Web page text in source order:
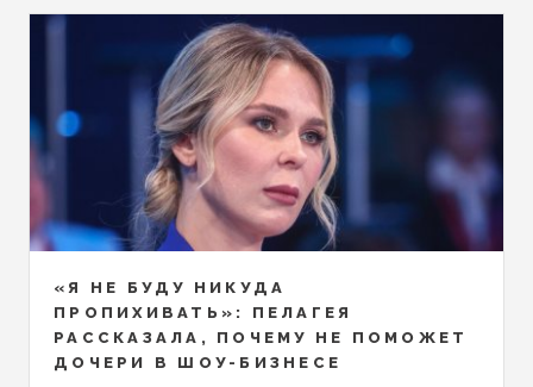
«Я НЕ БУДУ НИКУДА
ПРОПИХИВАТЬ»: ПЕЛАГЕЯ
РАССКАЗАЛА, ПОЧЕМУ НЕ ПОМОЖЕТ
ДОЧЕРИ В ШОУ-БИЗНЕСЕ